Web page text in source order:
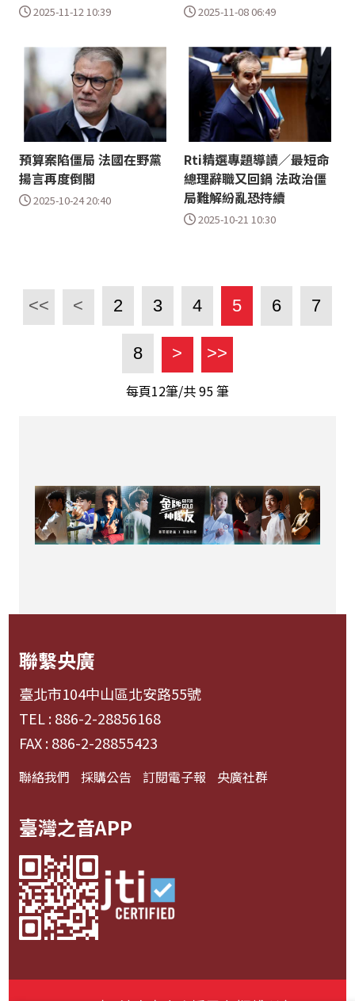
2025-11-12 10:39 2025-11-08 06:49
預算案陷僵局 法國在野黨
揚言再度倒閣
2025-10-24 20:40
Rti精選專題導讀／最短命
總理辭職又回鍋 法政治僵
局難解紛亂恐持續
2025-10-21 10:30
<< < 2 3 4 5 6 7
8 > >>
每頁12筆/共95筆
聯繫央廣
臺北市104中山區北安路55號
TEL : 886-2-28856168
FAX : 886-2-28855423
聯絡我們 採購公告 訂閱電子報 央廣社群
臺灣之音APP